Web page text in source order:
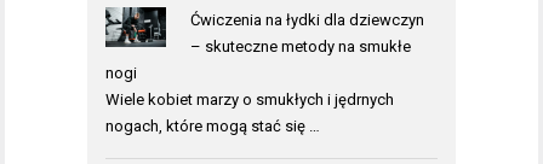
Ćwiczenia na łydki dla dziewczyn
– skuteczne metody na smukłe
nogi
Wiele kobiet marzy o smukłych i jędrnych
nogach, które mogą stać się …